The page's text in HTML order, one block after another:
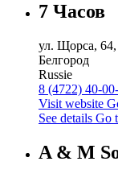
7 Часов
ул. Щорса,
Белгород
Russie
8 (4722) 40-
Visit website
See details Go
A & M